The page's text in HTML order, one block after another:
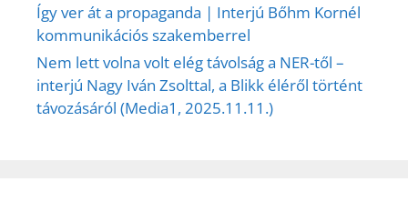
Így ver át a propaganda | Interjú Bőhm Kornél
kommunikációs szakemberrel
Nem lett volna volt elég távolság a NER-től –
interjú Nagy Iván Zsolttal, a Blikk éléről történt
távozásáról (Media1, 2025.11.11.)